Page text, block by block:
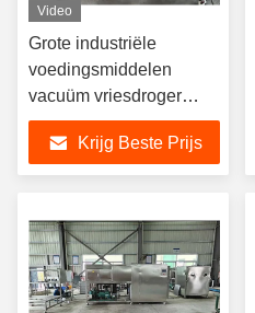
Video
Grote industriële
voedingsmiddelen
vacuüm vriesdroger
lyophiliser
droogmachine
Krijg Beste Prijs